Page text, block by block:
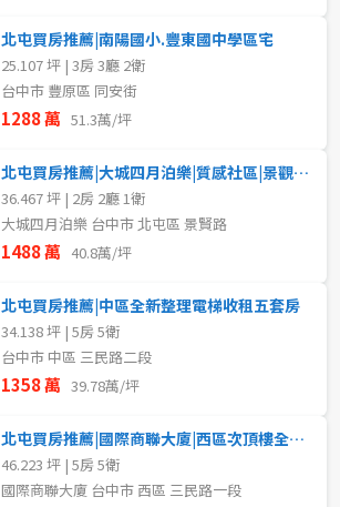
北屯買房推薦|南陽國小.豐東國中學區宅
25.107 坪 | 3房 3廳 2衛
台中市 豐原區 同安街
1288 萬 51.3萬/坪
北屯買房推薦|大城四月泊樂|質感社區|景觀兩房平車
36.467 坪 | 2房 2廳 1衛
大城四月泊樂 台中市 北屯區 景賢路
1488 萬 40.8萬/坪
北屯買房推薦|中區全新整理電梯收租五套房
34.138 坪 | 5房 5衛
台中市 中區 三民路二段
1358 萬 39.78萬/坪
北屯買房推薦|國際商聯大廈|西區次頂樓全新整理收租五套房
46.223 坪 | 5房 5衛
國際商聯大廈 台中市 西區 三民路一段